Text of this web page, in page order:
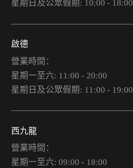
星期日及公眾假期: 10:00 - 18:00
啟德
營業時間：
星期一至六: 11:00 - 20:00
星期日及公眾假期: 11:00 - 19:00
西九龍
營業時間：
星期一至六: 09:00 - 18:00